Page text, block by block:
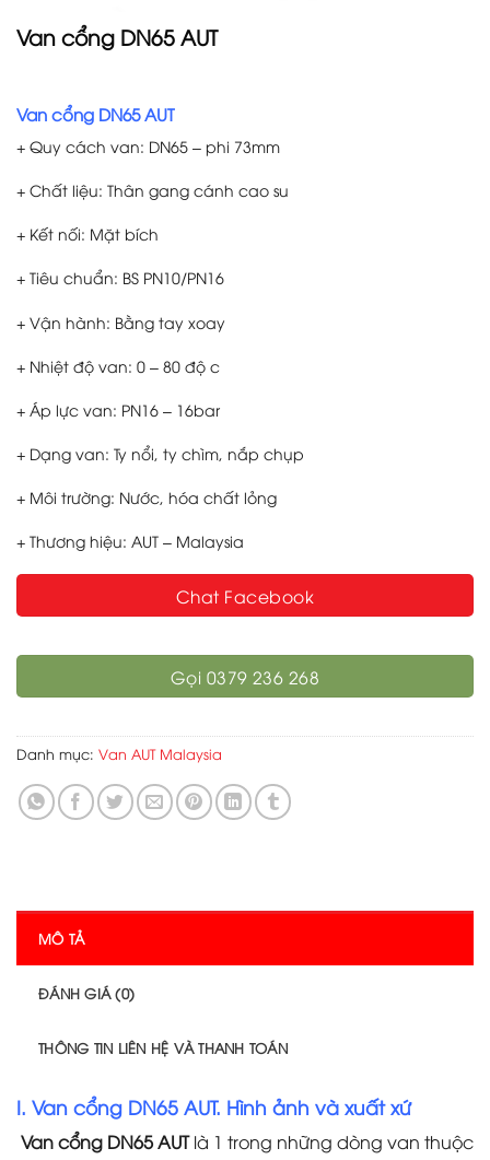
Van cổng DN65 AUT
Van cổng DN65 AUT
+ Quy cách van: DN65 – phi 73mm
+ Chất liệu: Thân gang cánh cao su
+ Kết nối: Mặt bích
+ Tiêu chuẩn: BS PN10/PN16
+ Vận hành: Bằng tay xoay
+ Nhiệt độ van: 0 – 80 độ c
+ Áp lực van: PN16 – 16bar
+ Dạng van: Ty nổi, ty chìm, nắp chụp
+ Môi trường: Nước, hóa chất lỏng
+ Thương hiệu: AUT – Malaysia
Chat Facebook
Gọi 0379 236 268
Danh mục: Van AUT Malaysia
MÔ TẢ
ĐÁNH GIÁ (0)
THÔNG TIN LIÊN HỆ VÀ THANH TOÁN
I. Van cổng DN65 AUT. Hình ảnh và xuất xứ
Van cổng DN65 AUTlà 1 trong những dòng van thuộc